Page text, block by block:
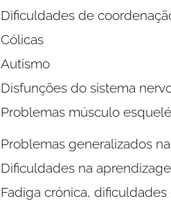
Dificuldades de
Cólicas
Autismo
Disfunções do sistema
Problemas músculo
Problemas generalizados
Dificuldades na
Fadiga crónica, dificuldades